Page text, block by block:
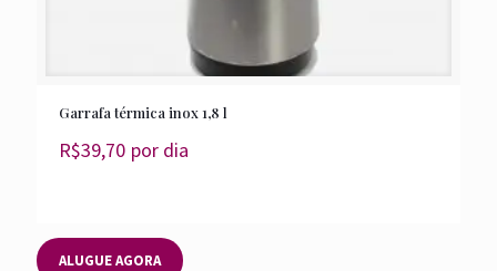
Garrafa térmica inox 1,8 l
R$39,70 por dia
ALUGUE AGORA